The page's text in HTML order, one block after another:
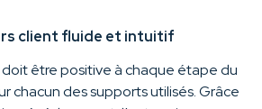
client fluide et intuitif
doit être positive à chaque étape du
chacun des supports utilisés. Grâce